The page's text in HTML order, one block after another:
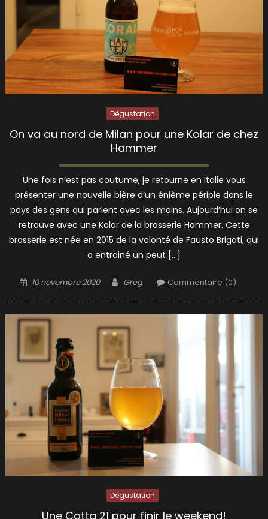
Dégustation
On va au nord de Milan pour une Kolar de chez
Hammer
Une fois n’est pas coutume, je retourne en Italie vous
présenter une nouvelle bière d’un énième périple dans le
pays des gens qui parlent avec les mains. Aujourd’hui on se
retrouve avec une Kolar de la brasserie Hammer. Cette
brasserie est née en 2015 de la volonté de Fausto Brigati, qui
a entrainé un peut […]
Posted
10 novembre 2020 Author
Greg Commentaire (0)
Dégustation
Une Cotta 21 pour finir le weekend!